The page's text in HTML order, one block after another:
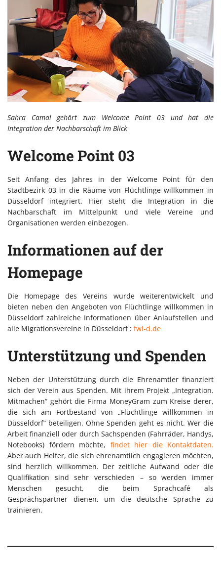
Sahra Camal gehört zum Welcome Point 03 und hat die
Integration der Nachbarschaft im Blick
Welcome Point 03
Seit Anfang des Jahres in der Welcome Point für den
Stadtbezirk 03 in die Räume von Flüchtlinge willkommen in
Düsseldorf integriert. Hier steht die Integration in die
Nachbarschaft im Mittelpunkt und viele Vereine und
Organisationen werden einbezogen.
Informationen auf der
Homepage
Die Homepage des Vereins wurde weiterentwickelt und
bieten neben den Angeboten von Flüchtlinge willkommen in
Düsseldorf zahlreiche Informationen über Anlaufstellen und
alle Migrationsvereine in Düsseldorf : fwi-d.de
Unterstützung und Spenden
Neben der Unterstützung durch die Ehrenamtler finanziert
sich der Verein aus Spenden. Mit ihrem Projekt „Integration.
Mitmachen“ gehört die Firma MoneyGram zum Kreise derer,
die sich am Fortbestand von „Flüchtlinge willkommen in
Düsseldorf“ beteiligen. Ohne Spenden geht es nicht. Wer die
Arbeit finanziell oder durch Sachspenden (Fahrräder, Handys,
Notebooks) fördern möchte, findet hier die Kontaktdaten.
Aber auch Helfer, die sich ehrenamtlich engagieren möchten,
sind herzlich willkommen. Der zeitliche Aufwand oder die
Qualifikation sind sehr verschieden – so werden immer
Menschen gesucht, die beim Sprachcafé als
Gesprächspartner dienen, um die deutsche Sprache zu
trainieren.